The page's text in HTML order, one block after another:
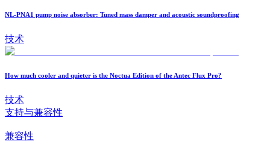
NL-PNA1 pump noise absorber: Tuned mass damper and acoustic soundproofing
技术
How much cooler and quieter is the Noctua Edition of the Antec Flux Pro?
技术
支持与兼容性
兼容性